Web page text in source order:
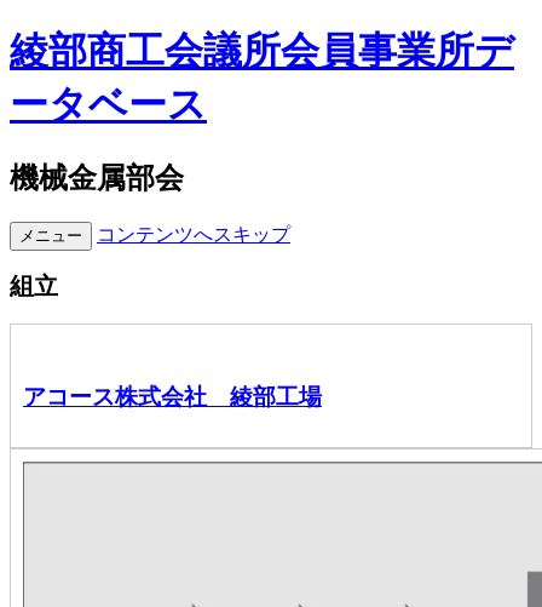
綾部商工会議所会員事業所デ
ータベース
機械金属部会
メニュー コンテンツへスキップ
組立
アコース株式会社 綾部工場